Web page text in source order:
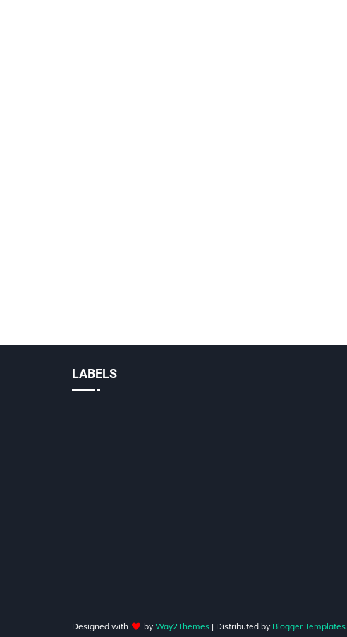
LABELS
Designed with by Way2Themes | Distributed by Blogger Templates